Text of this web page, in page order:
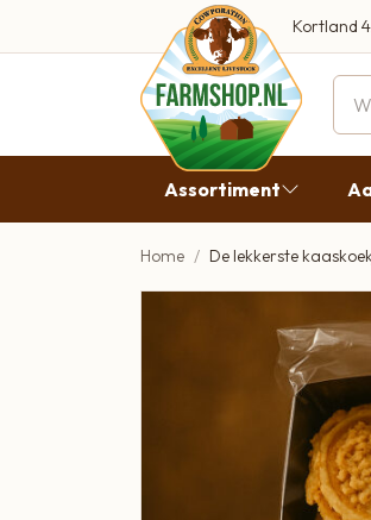
Kortland
Assortiment
Broodbeleg & Worst
Boeren Roomijs
Home De lekkerste